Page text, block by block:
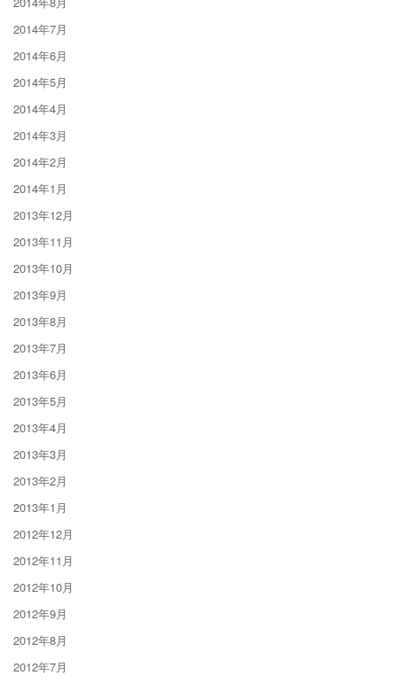
2014年7月
2014年6月
2014年5月
2014年4月
2014年3月
2014年2月
2014年1月
2013年12月
2013年11月
2013年10月
2013年9月
2013年8月
2013年7月
2013年6月
2013年5月
2013年4月
2013年3月
2013年2月
2013年1月
2012年12月
2012年11月
2012年10月
2012年9月
2012年8月
2012年7月